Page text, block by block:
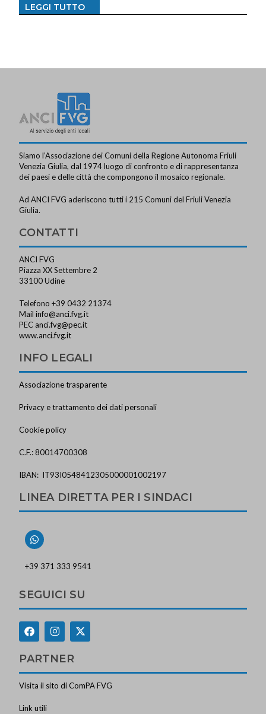
LEGGI TUTTO
Siamo l’Associazione dei Comuni della Regione Autonoma Friuli
Venezia Giulia, dal 1974 luogo di confronto e di rappresentanza
dei paesi e delle città che compongono il mosaico regionale.
Ad ANCI FVG aderiscono tutti i 215 Comuni del Friuli Venezia
Giulia.
CONTATTI
ANCI FVG
Piazza XX Settembre 2
33100 Udine
Telefono +39 0432 21374
Mailinfo@anci.fvg.it
PEC anci.fvg@pec.it
www.anci.fvg.it
INFO LEGALI
Associazione trasparente
Privacy e trattamento dei dati personali
Cookie policy
C.F.: 80014700308
IBAN: IT93I0548412305000001002197
LINEA DIRETTA PER I SINDACI
+39 371 333 9541
SEGUICI SU
PARTNER
Visita il sito di ComPA FVG
Link utili